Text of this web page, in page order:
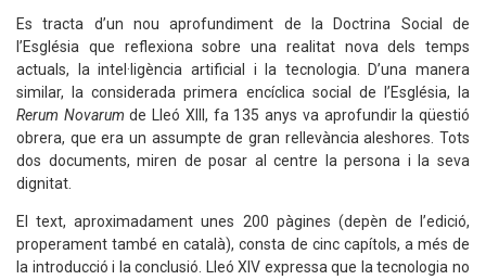
Es tracta d’un nou aprofundiment de la Doctrina Social de
l’Església que reflexiona sobre una realitat nova dels temps
actuals, la intel·ligència artificial i la tecnologia. D’una manera
similar, la considerada primera encíclica social de l’Església, la
Rerum Novarum de Lleó XIII, fa 135 anys va aprofundir la qüestió
obrera, que era un assumpte de gran rellevància aleshores. Tots
dos documents, miren de posar al centre la persona i la seva
dignitat.
El text, aproximadament unes 200 pàgines (depèn de l’edició,
properament també en català), consta de cinc capítols, a més de
la introducció i la conclusió. Lleó XIV expressa que la tecnologia no